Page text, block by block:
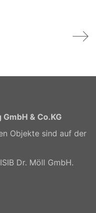
& Co.KG
Objekte sind auf der
Dr. Möll GmbH.